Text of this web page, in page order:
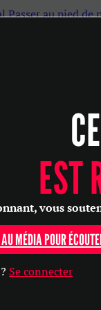
Passer au pied de
EST
vous
MÉDIA POUR
Se connecter